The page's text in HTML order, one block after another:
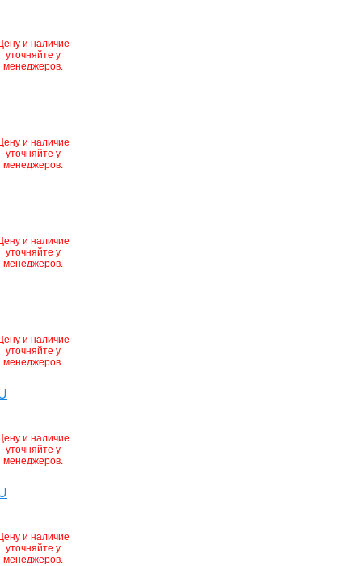
и наличие
уточняйте у
менеджеров.
и наличие
уточняйте у
менеджеров.
и наличие
уточняйте у
менеджеров.
и наличие
уточняйте у
менеджеров.
и наличие
уточняйте у
менеджеров.
и наличие
уточняйте у
менеджеров.